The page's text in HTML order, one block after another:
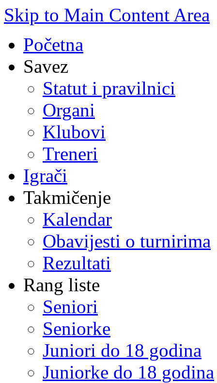
Skip to Main Content Area
Početna
Savez
Statut i pravilnici
Organi
Klubovi
Treneri
Igrači
Takmičenje
Kalendar
Obavijesti o turnirima
Rezultati
Rang liste
Seniori
Seniorke
Juniori do 18 godina
Juniorke do 18 godina